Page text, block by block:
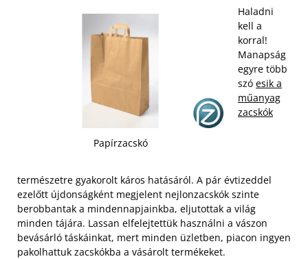
Papírzacskó
Haladni
kell a
korral!
Manapság
egyre több
szó esik a
műanyag
zacskók
természetre gyakorolt káros hatásáról. A pár évtizeddel
ezelőtt újdonságként megjelent nejlonzacskók szinte
berobbantak a mindennapjainkba, eljutottak a világ
minden tájára. Lassan elfelejtettük használni a vászon
bevásárló táskáinkat, mert minden üzletben, piacon ingyen
pakolhattuk zacskókba a vásárolt termékeket.